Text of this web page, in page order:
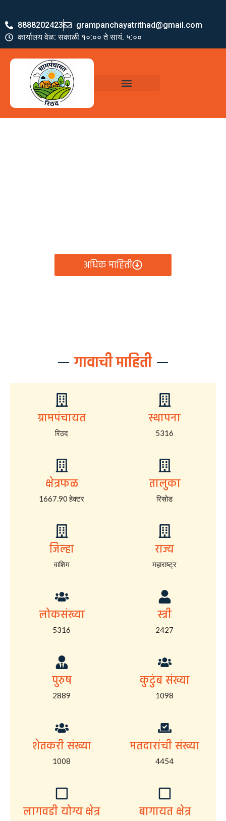
8888202423
grampanchayatrithad@gmail.com
कार्यालय वेळ: सकाळी १०:०० ते सायं. ५:००
अधिक माहिती
गावाची माहिती
ग्रामपंचायत
रिठद
स्थापना
5316
क्षेत्रफळ
1667.90 हेक्टर
तालुका
रिसोड
जिल्हा
वाशिम
राज्य
महाराष्ट्र
लोकसंख्या
5316
स्त्री
2427
पुरुष
2889
कुटुंब संख्या
1098
शेतकरी संख्या
1008
मतदारांची संख्या
4454
लागवडी योग्य क्षेत्र बागायत क्षेत्र